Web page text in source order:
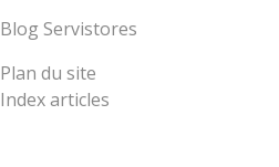
Blog Servistores
Plan du site
Index articles